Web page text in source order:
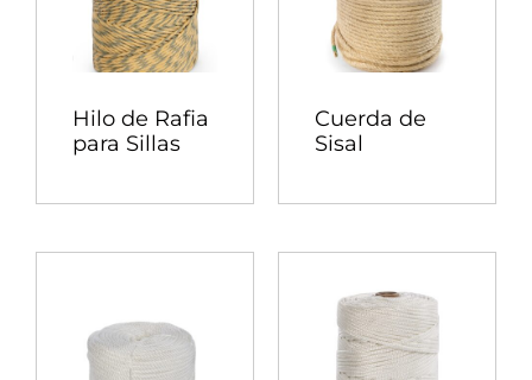
Hilo de Rafia
para Sillas
Cuerda de
Sisal